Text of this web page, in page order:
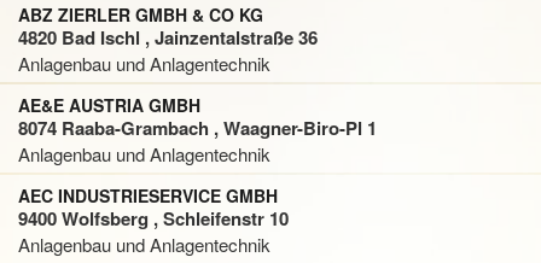
ABZ ZIERLER GMBH & CO KG
4820 Bad Ischl , Jainzentalstraße 36
Anlagenbau und Anlagentechnik
AE&E AUSTRIA GMBH
8074 Raaba-Grambach , Waagner-Biro-Pl 1
Anlagenbau und Anlagentechnik
AEC INDUSTRIESERVICE GMBH
9400 Wolfsberg , Schleifenstr 10
Anlagenbau und Anlagentechnik